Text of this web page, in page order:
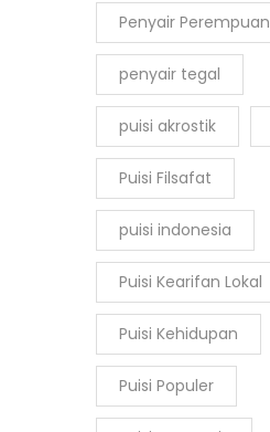
Penyair Perempuan
penyair tegal
puisi akrostik
Puisi Filsafat
puisi indonesia
Puisi Kearifan Lokal
Puisi Kehidupan
Puisi Populer